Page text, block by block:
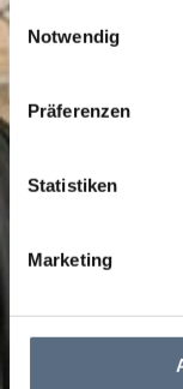
zusammen, die
sie im Rahmen
Einwilligungsauswahl
Notwendig
Präferenzen
Statistiken
Marketing